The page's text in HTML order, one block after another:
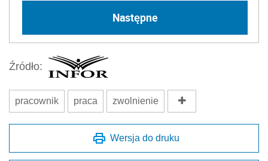
Następne
Źródło:
pracownik praca zwolnienie
Wersja do druku